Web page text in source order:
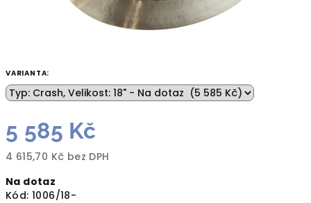
VARIANTA:
5 585 Kč
4 615,70 Kč bez DPH
cena:
Na dotaz
Kód: 1006/18-